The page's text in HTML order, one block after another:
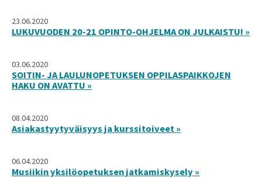
23.06.2020
LUKUVUODEN 20-21 OPINTO-OHJELMA ON JULKAISTU! »
03.06.2020
SOITIN- JA LAULUNOPETUKSEN OPPILASPAIKKOJEN
HAKU ON AVATTU »
08.04.2020
Asiakastyytyväisyys ja kurssitoiveet »
06.04.2020
Musiikin yksilöopetuksen jatkamiskysely »